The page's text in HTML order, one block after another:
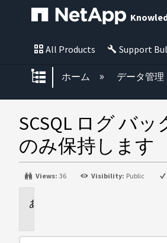
All Products Support
グローバル階層
ホーム データ管理
SCSQL ログ バ
のみ保持します
Views: 36 Visibility: Public